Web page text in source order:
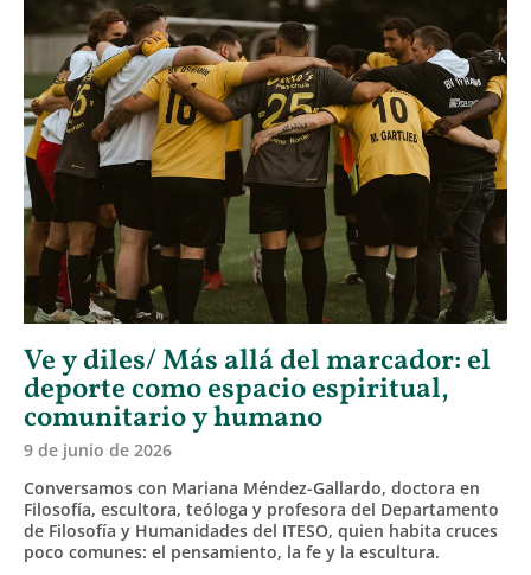
Ve y diles/ Más allá del marcador: el
deporte como espacio espiritual,
comunitario y humano
9 de junio de 2026
Conversamos con Mariana Méndez-Gallardo, doctora en
Filosofía, escultora, teóloga y profesora del Departamento
de Filosofía y Humanidades del ITESO, quien habita cruces
poco comunes: el pensamiento, la fe y la escultura.